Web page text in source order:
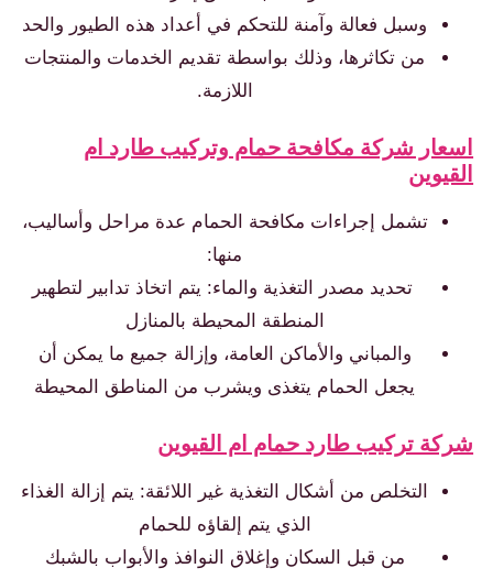
وسبل فعالة وآمنة للتحكم في أعداد هذه الطيور والحد
من تكاثرها، وذلك بواسطة تقديم الخدمات والمنتجات
اللازمة.
شركة مكافحة حمام وتركيب طارد ام
تشمل إجراءات مكافحة الحمام عدة مراحل وأساليب،
منها:
تحديد مصدر التغذية والماء: يتم اتخاذ تدابير لتطهير
المنطقة المحيطة بالمنازل
والمباني والأماكن العامة، وإزالة جميع ما يمكن أن
يجعل الحمام يتغذى ويشرب من المناطق المحيطة
تركيب طارد حمام ام القيوين
التخلص من أشكال التغذية غير اللائقة: يتم إزالة الغذاء
الذي يتم إلقاؤه للحمام
من قبل السكان وإغلاق النوافذ والأبواب بالشبك